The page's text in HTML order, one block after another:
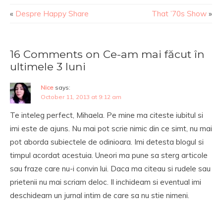
« Despre Happy Share That ’70s Show »
16 Comments on Ce-am mai făcut în
ultimele 3 luni
Nice says:
October 11, 2013 at 9:12 am
Te inteleg perfect, Mihaela. Pe mine ma citeste iubitul si
imi este de ajuns. Nu mai pot scrie nimic din ce simt, nu mai
pot aborda subiectele de odinioara. Imi detesta blogul si
timpul acordat acestuia. Uneori ma pune sa sterg articole
sau fraze care nu-i convin lui. Daca ma citeau si rudele sau
prietenii nu mai scriam deloc. Il inchideam si eventual imi
deschideam un jurnal intim de care sa nu stie nimeni.